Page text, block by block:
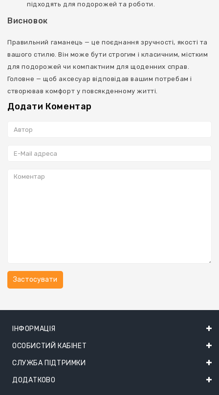
підходять для подорожей та роботи.
Висновок
Правильний гаманець — це поєднання зручності, якості та
вашого стилю. Він може бути строгим і класичним, містким
для подорожей чи компактним для щоденних справ.
Головне — щоб аксесуар відповідав вашим потребам і
створював комфорт у повсякденному житті.
Додати Коментар
ІНФОРМАЦІЯ
ОСОБИСТИЙ КАБІНЕТ
СЛУЖБА ПІДТРИМКИ
ДОДАТКОВО